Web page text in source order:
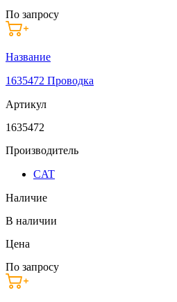
По запросу
Название
1635472 Проводка
Артикул
1635472
Производитель
CAT
Наличие
В наличии
Цена
По запросу